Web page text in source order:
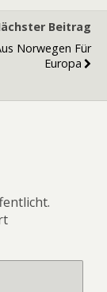
Beitrag
Norwegen Für
Europa